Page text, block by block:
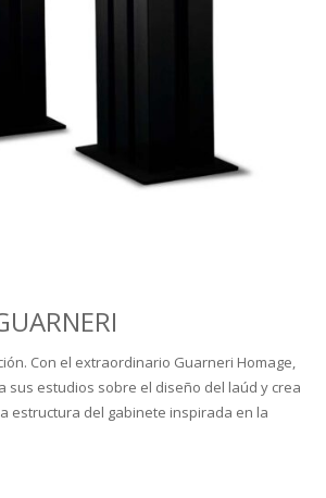
Con el extraordinario Guarneri Homage,
sus estudios sobre el diseño del laúd y crea
estructura del gabinete inspirada en la